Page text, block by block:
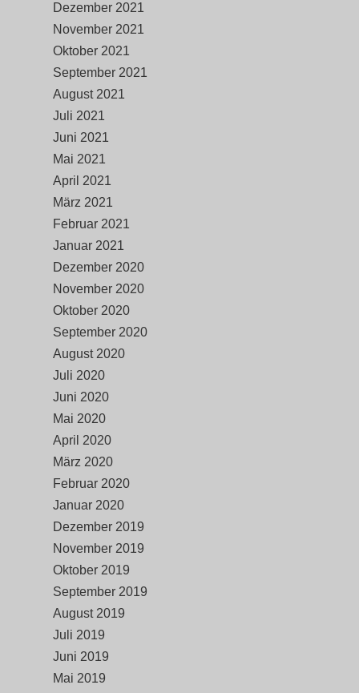
Dezember 2021
November 2021
Oktober 2021
September 2021
August 2021
Juli 2021
Juni 2021
Mai 2021
April 2021
März 2021
Februar 2021
Januar 2021
Dezember 2020
November 2020
Oktober 2020
September 2020
August 2020
Juli 2020
Juni 2020
Mai 2020
April 2020
März 2020
Februar 2020
Januar 2020
Dezember 2019
November 2019
Oktober 2019
September 2019
August 2019
Juli 2019
Juni 2019
Mai 2019